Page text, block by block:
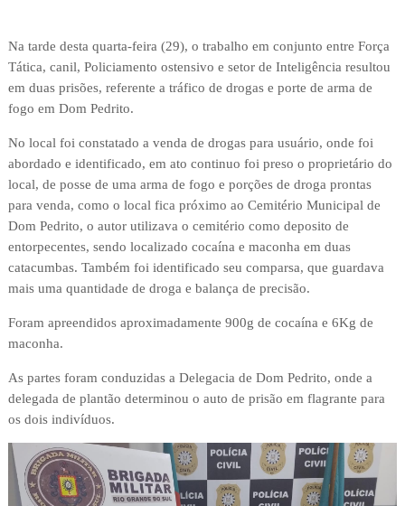
Na tarde desta quarta-feira (29), o trabalho em conjunto entre Força
Tática, canil, Policiamento ostensivo e setor de Inteligência resultou
em duas prisões, referente a tráfico de drogas e porte de arma de
fogo em Dom Pedrito.
No local foi constatado a venda de drogas para usuário, onde foi
abordado e identificado, em ato continuo foi preso o proprietário do
local, de posse de uma arma de fogo e porções de droga prontas
para venda, como o local fica próximo ao Cemitério Municipal de
Dom Pedrito, o autor utilizava o cemitério como deposito de
entorpecentes, sendo localizado cocaína e maconha em duas
catacumbas. Também foi identificado seu comparsa, que guardava
mais uma quantidade de droga e balança de precisão.
Foram apreendidos aproximadamente 900g de cocaína e 6Kg de
maconha.
As partes foram conduzidas a Delegacia de Dom Pedrito, onde a
delegada de plantão determinou o auto de prisão em flagrante para
os dois indivíduos.